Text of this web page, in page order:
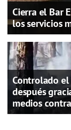
Cierra el Bar
los servicios
Controlado el
después
medios